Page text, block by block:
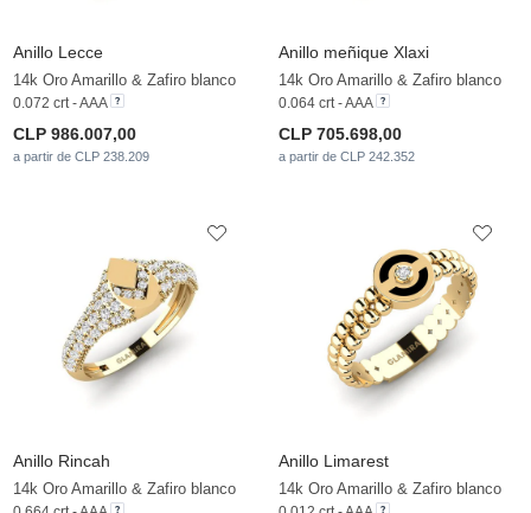
Anillo Lecce
14k Oro Amarillo & Zafiro blanco
0.072 crt - AAA
CLP 986.007,00
a partir de CLP 238.209
Anillo meñique Xlaxi
14k Oro Amarillo & Zafiro blanco
0.064 crt - AAA
CLP 705.698,00
a partir de CLP 242.352
Anillo Rincah
14k Oro Amarillo & Zafiro blanco
Anillo Limarest
14k Oro Amarillo & Zafiro blanco